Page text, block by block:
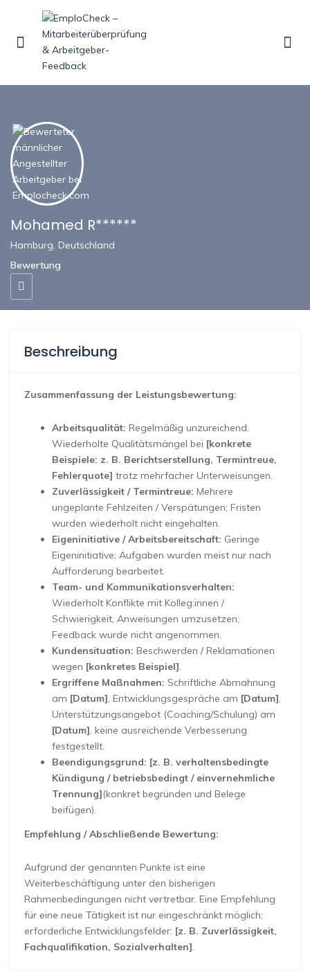
Show Sidebar
Mohamed R******
Hamburg, Deutschland
Bewertung
Beschreibung
Zusammenfassung der Leistungsbewertung:
Arbeitsqualität: Regelmäßig unzureichend.
Wiederholte Qualitätsmängel bei [konkrete
Beispiele: z. B. Berichtserstellung, Termintreue,
Fehlerquote] trotz mehrfacher Unterweisungen.
Zuverlässigkeit / Termintreue: Mehrere
ungeplante Fehlzeiten / Verspätungen; Fristen
wurden wiederholt nicht eingehalten.
Eigeninitiative / Arbeitsbereitschaft: Geringe
Eigeninitiative; Aufgaben wurden meist nur nach
Aufforderung bearbeitet.
Team- und Kommunikationsverhalten:
Wiederholt Konflikte mit Kolleg:innen /
Schwierigkeit, Anweisungen umzusetzen;
Feedback wurde nicht angenommen.
Kundensituation: Beschwerden / Reklamationen
wegen [konkretes Beispiel].
Ergriffene Maßnahmen: Schriftliche Abmahnung
am [Datum], Entwicklungsgespräche am [Datum],
Unterstützungsangebot (Coaching/Schulung) am
[Datum], keine ausreichende Verbesserung
festgestellt.
Beendigungsgrund: [z. B. verhaltensbedingte
Kündigung / betriebsbedingt / einvernehmliche
Trennung](konkret begründen und Belege
beifügen).
Empfehlung / Abschließende Bewertung:
Aufgrund der genannten Punkte ist eine
Weiterbeschäftigung unter den bisherigen
Rahmenbedingungen nicht vertretbar. Eine Empfehlung
für eine neue Tätigkeit ist nur eingeschränkt möglich;
erforderliche Entwicklungsfelder: [z. B. Zuverlässigkeit,
Fachqualifikation, Sozialverhalten]